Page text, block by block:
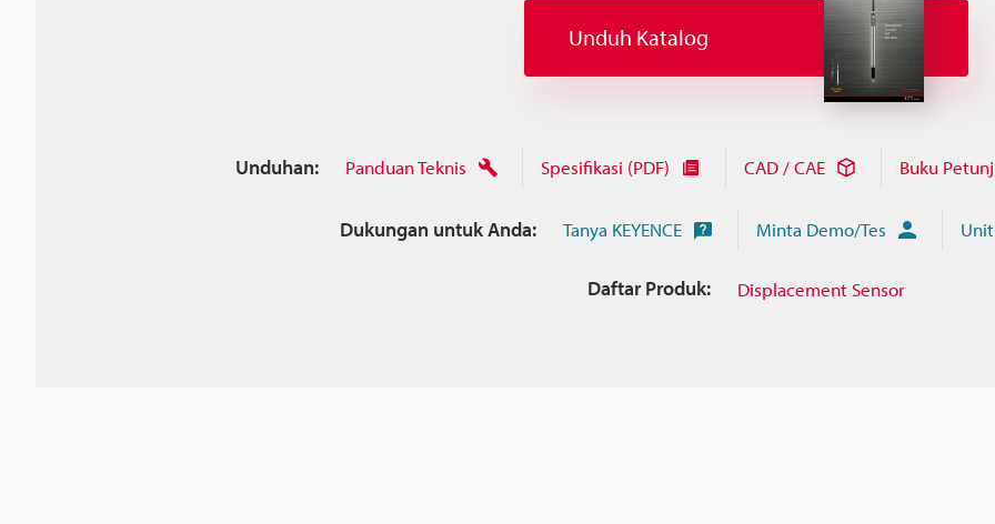
Unduh Katalog
Unduhan: Panduan Teknis Spesifikasi (PDF) CAD / CAE Buku
Dukungan untuk Anda: Tanya KEYENCE Minta Demo/Tes
Daftar Produk: Displacement Sensor